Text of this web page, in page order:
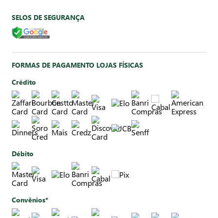
SELOS DE SEGURANÇA
FORMAS DE PAGAMENTO LOJAS FÍSICAS
Crédito
Débito
Convênios*